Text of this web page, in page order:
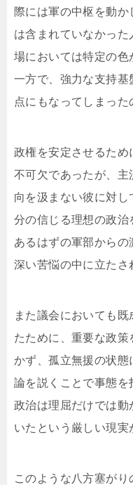
際には軍の中枢を動
は含まれていなかっ
場においては特定の色
一方で、強力な支持基
点にもなってしまった
政権を安定させるた
不可欠であったが、
向を汲まない彼に対し
分の信じる理想の政
あるはずの軍部からの
深い苦悩の中に立たさ
また議会においても
たために、重要な政
かず、孤立無援の状態
論を説くことで事態
政治は理屈だけでは動
いたという厳しい現実
このような八方塞が